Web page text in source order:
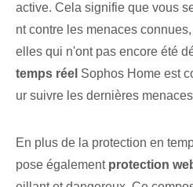
active⁢. Cela signifie que vous
nt contre les menaces
elles qui n'ont pas encore été
temps réel Sophos Home est
ur suivre les dernières
En plus de la protection en
pose également protection